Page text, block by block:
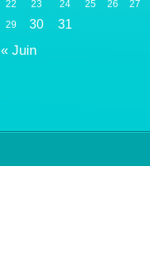
« Juin
22 23 24 25 26
27
29
30 31